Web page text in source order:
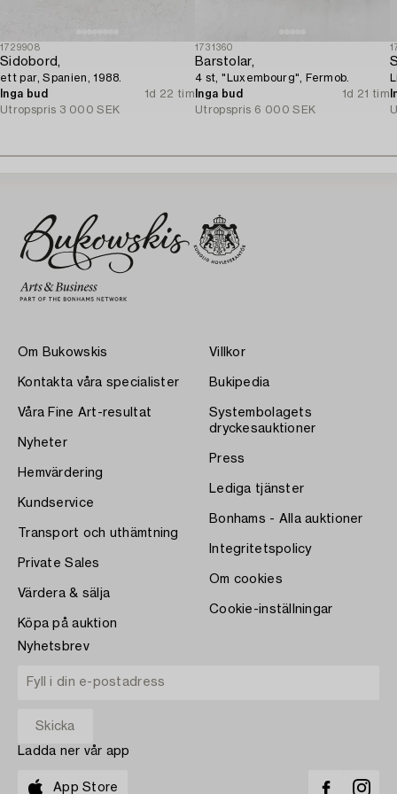
1729908
Sidobord,
ett par, Spanien, 1988.
Inga bud
1d 22 tim
Utropspris 3 000 SEK
1731360
Barstolar,
4 st, "Luxembourg", Fermob.
Inga bud
1d 21 tim
Utropspris 6 000 SEK
Om Bukowskis
Kontakta våra specialister
Våra Fine Art-resultat
Nyheter
Hemvärdering
Kundservice
Transport och uthämtning
Private Sales
Värdera & sälja
Köpa på auktion
Villkor
Bukipedia
Systembolagets
dryckesauktioner
Press
Lediga tjänster
Bonhams - Alla auktioner
Integritetspolicy
Om cookies
Cookie-inställningar
Nyhetsbrev
Ladda ner vår app
App Store